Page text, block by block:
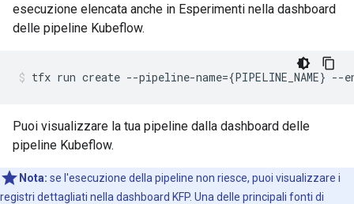
esecuzione elencata anche in Esperimenti nella dashboard
delle pipeline Kubeflow.
tfx run create --pipeline-name={PIPELINE_NAME} --
Puoi visualizzare la tua pipeline dalla dashboard delle
pipeline Kubeflow.
Nota: se l'esecuzione della pipeline non riesce, puoi visualizzare i
registri dettagliati nella dashboard KFP. Una delle principali fonti di